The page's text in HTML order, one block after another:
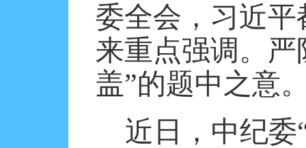
委全会，习近
来重点强调。严
盖”的题中之意
近日，中纪委